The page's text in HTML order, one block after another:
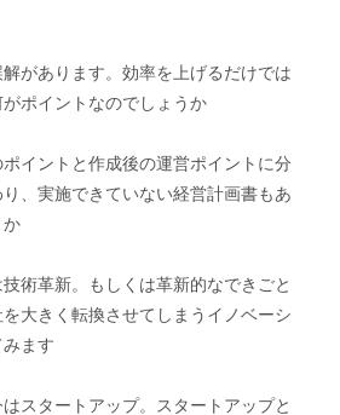
があります。効率を上げるだけでは
ポイントなのでしょうか
イントと作成後の運営ポイントに分
、実施できていない経営計画書もあ
か
術革新。もしくは革新的なできごと
大きく転換させてしまうイノベーシ
ます
スタートアップ。スタートアップと